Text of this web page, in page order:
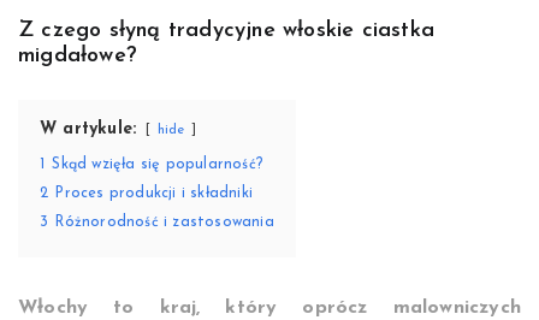
Z czego słyną tradycyjne włoskie ciastka
migdałowe?
W artykule: hide
Skąd wzięła się popularność?
2
Proces produkcji i składniki
3
Różnorodność i zastosowania
Włochy to kraj, który oprócz malowniczych